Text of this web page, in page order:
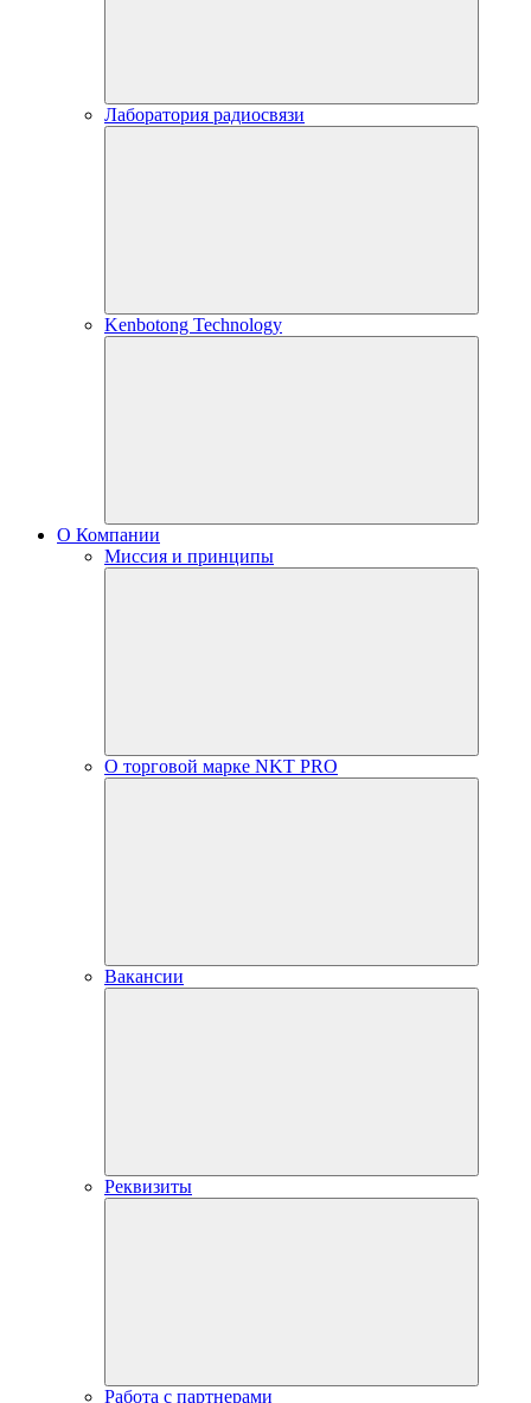
Лаборатория радиосвязи
Kenbotong Technology
О Компании
Миссия и принципы
О торговой марке NKT PRO
Вакансии
Реквизиты
Работа с партнерами